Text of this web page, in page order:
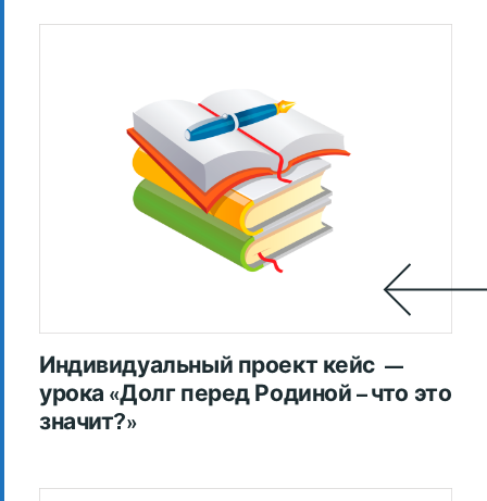
Индивидуальный проект кейс —
урока «Долг перед Родиной – что это
значит?»